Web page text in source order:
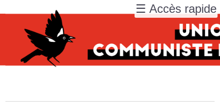
☰ Accès rapide